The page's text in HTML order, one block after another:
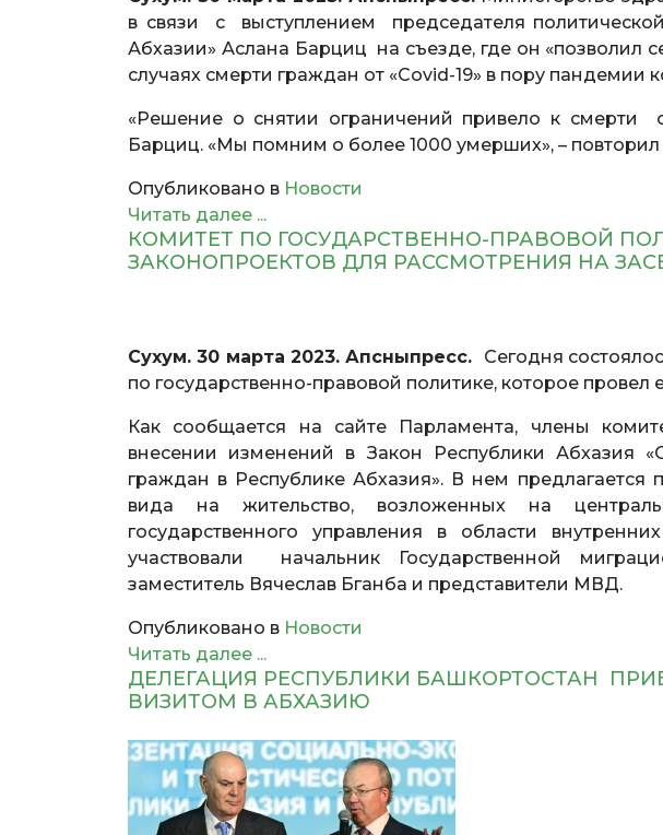
в связи с выступлением председателя
Абхазии» Аслана Барциц на съезде, где он «позволил
случаях смерти граждан от «Covid-19» в пору пандемии
«Решение о снятии ограничений привело к смерти
Барциц. «Мы помним о более 1000 умерших», –
Опубликовано в Новости
Читать далее ...
КОМИТЕТ ПО ГОСУДАРСТВЕННО-ПРАВОВОЙ
ЗАКОНОПРОЕКТОВ ДЛЯ РАССМОТРЕНИЯ НА
Сухум. 30 марта 2023. Апсныпресс. Сегодня
по государственно-правовой политике, которое провел
Как сообщается на сайте Парламента, члены
внесении изменений в Закон Республики Абхазия
граждан в Республике Абхазия». В нем
вида на жительство, возложенных на
государственного управления в области
участвовали начальник Государственной
заместитель Вячеслав Бганба и представители МВД.
Опубликовано в Новости
Читать далее ...
ДЕЛЕГАЦИЯ РЕСПУБЛИКИ БАШКОРТОСТАН
ВИЗИТОМ В АБХАЗИЮ